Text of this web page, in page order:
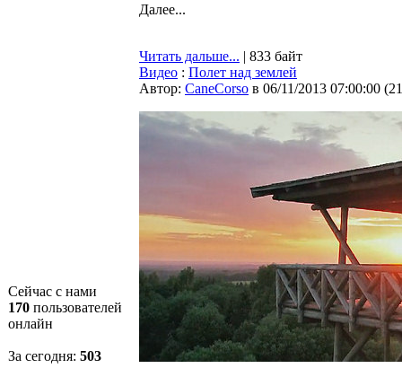
Сейчас с нами
170 пользователей
онлайн
За сегодня: 503
Далее...
Читать дальше... | 833 байт
Видео : Полет над землей
Автор: CaneCorso в 06/11/2013 07:00:00 (